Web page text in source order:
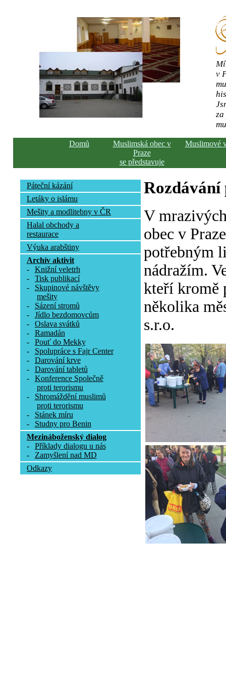
v
Domů
Muslimská obec v
Praze
se představuje
Muslimové
Páteční kázání
Letáky o islámu
Mešity a modlitebny v ČR
Halal obchody a
restaurace
Výuka arabštiny
Archív aktivit
-
Knižní veletrh
-
Tisk publikací
-
Skupinové návštěvy
mešity
-
Sázení stromů
-
Jídlo bezdomovcům
-
Oslava svátků
-
Ramadán
-
Pouť do Mekky
-
Spolupráce s Fajr Center
-
Darování krve
-
Darování tabletů
-
Konference Společně
proti terorismu
-
Shromáždění muslimů
proti terorismu
-
Stánek míru
-
Studny pro Benin
Mezináboženský dialog
-
Příklady dialogu u nás
-
Zamyšlení nad MD
Odkazy
Rozdávání
V
obec v
potřebným
nádražím.
kteří kromě
několika
s.r.o.